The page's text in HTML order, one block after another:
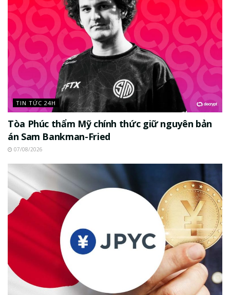
TIN TỨC 24H
Tòa Phúc thẩm Mỹ chính thức giữ nguyên bản
án Sam Bankman-Fried
07/08/2026